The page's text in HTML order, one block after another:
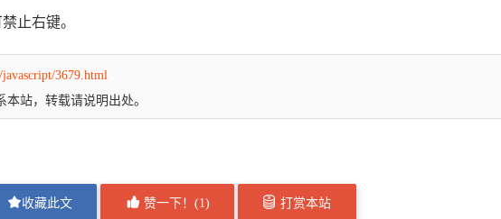
止右键。
3679.html
站，转载请说明出处。
收藏此文 赞一下！(1) 打赏本站